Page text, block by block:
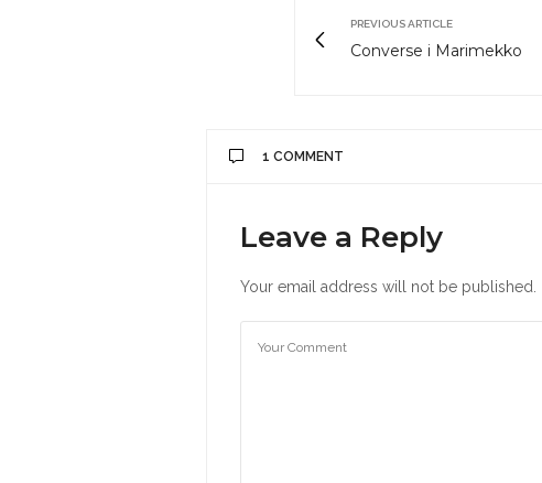
PREVIOUS ARTICLE
Converse i Marimekko
1 COMMENT
Leave a Reply
Your email address will not be published.